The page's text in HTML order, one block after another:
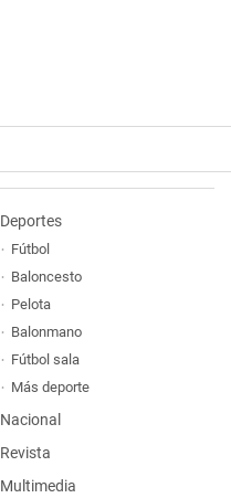
Deportes
Fútbol
Baloncesto
Pelota
Balonmano
Fútbol sala
Más deporte
Nacional
Revista
Multimedia